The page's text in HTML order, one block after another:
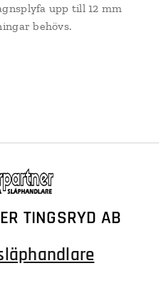
upp till 12 mm
behövs.
TINGSRYD AB